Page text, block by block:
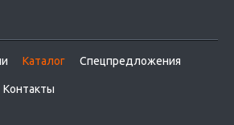
Каталог Спецпредложения
Контакты